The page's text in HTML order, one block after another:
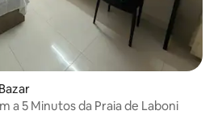
a 5 Minutos da Praia de Laboni